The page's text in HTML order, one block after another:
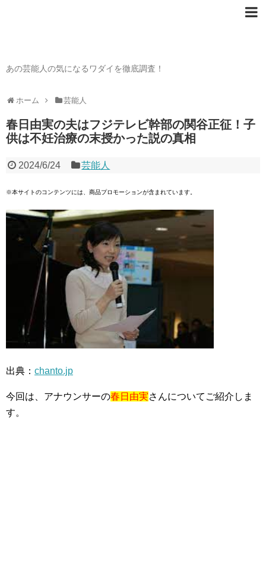
あの芸能人の気になるワダイを徹底調査！
ホーム 芸能人
春日由実の夫はフジテレビ幹部の関谷正征！子
供は不妊治療の末授かった説の真相
2024/6/24 芸能人
※本サイトのコンテンツには、商品プロモーションが含まれています。
出典： chanto.jp
今回は、アナウンサーの春日由実さんについてご紹介しま
す。